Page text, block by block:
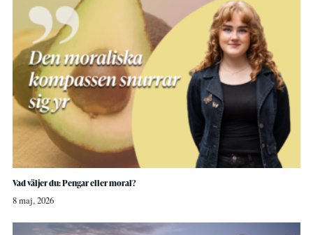
Vad väljer du: Pengar eller moral?
8 maj, 2026